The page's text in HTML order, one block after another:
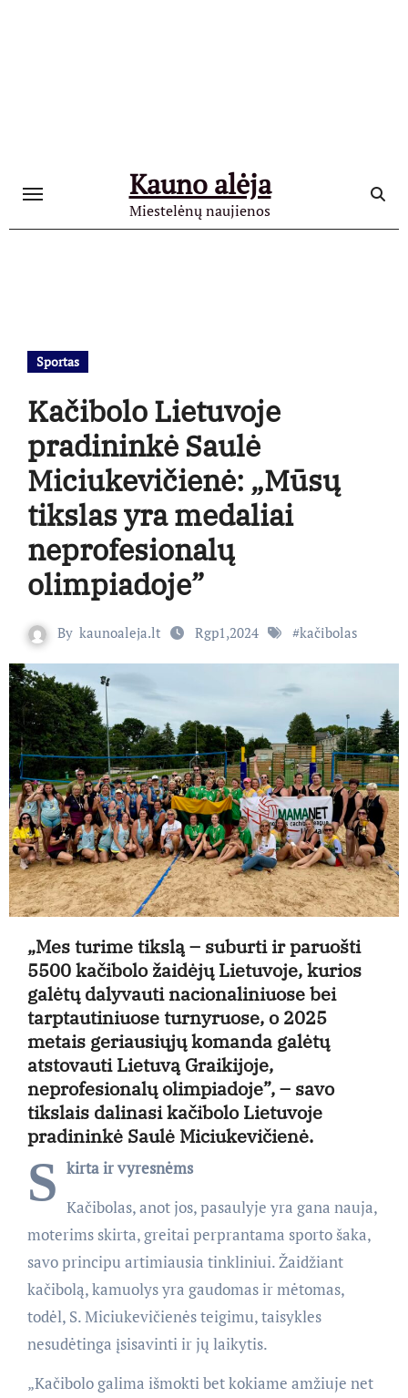
Kauno alėja
Miestelėnų naujienos
Sportas
Kačibolo Lietuvoje
pradininkė Saulė
Miciukevičienė: „Mūsų
tikslas yra medaliai
neprofesionalų
olimpiadoje”
By kaunoaleja.lt Rgp1,2024 #kačibolas
„Mes turime tikslą – suburti ir paruošti
5500 kačibolo žaidėjų Lietuvoje, kurios
galėtų dalyvauti nacionaliniuose bei
tarptautiniuose turnyruose, o 2025
metais geriausiųjų komanda galėtų
atstovauti Lietuvą Graikijoje,
neprofesionalų olimpiadoje”, – savo
tikslais dalinasi kačibolo Lietuvoje
pradininkė Saulė Miciukevičienė.
S kirta ir vyresnėms
Kačibolas, anot jos, pasaulyje yra gana nauja,
moterims skirta, greitai perprantama sporto šaka,
savo principu artimiausia tinkliniui. Žaidžiant
kačibolą, kamuolys yra gaudomas ir mėtomas,
todėl, S. Miciukevičienės teigimu, taisykles
nesudėtinga įsisavinti ir jų laikytis.
„Kačibolo galima išmokti bet kokiame amžiuje net